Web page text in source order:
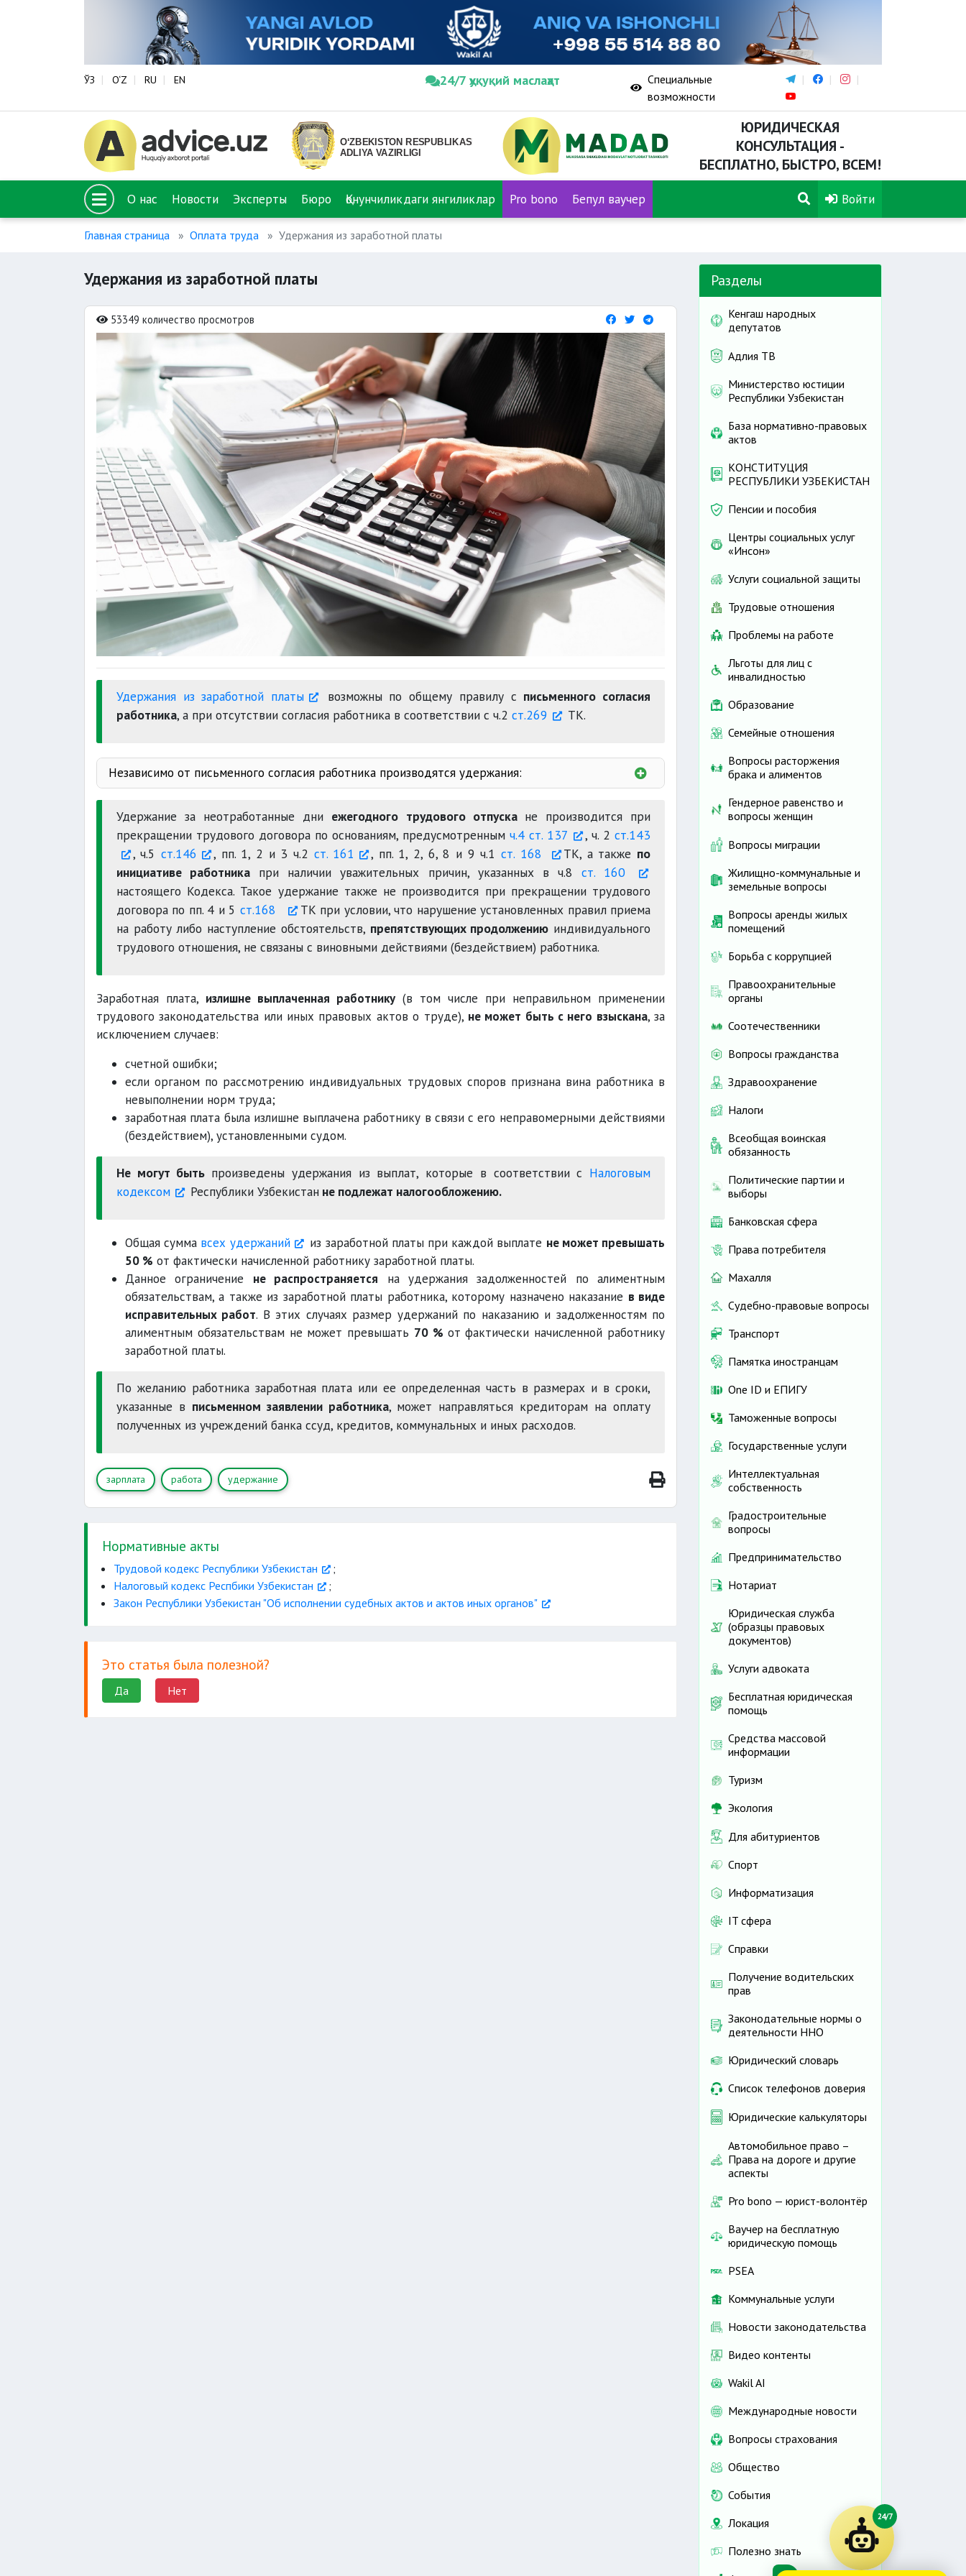
ЎЗ O‘Z RU EN 24/7 ҳуқуқий маслаҳат
Специальные
возможности
ЮРИДИЧЕСКАЯ
КОНСУЛЬТАЦИЯ -
БЕСПЛАТНО, БЫСТРО, ВСЕМ!
О нас Новости Эксперты Бюро Қонунчиликдаги янгиликлар Pro bono Бепул ваучер Войти
Главная страница Оплата труда Удержания из заработной платы
Удержания из заработной платы
53349 количество просмотров
Удержания из заработной платы возможны по общему правилу с письменного согласия
работника, а при отсутствии согласия работника в соответствии с ч.2 ст.269 ТК.
Независимо от письменного согласия работника производятся удержания:
судебных решений
Об исполнении судебных актов и актов иных органов
аванса
для возврата сумм
1 месяца
в судебном порядке
не
превышает
неотработанные дни отпуска
Удержание за неотработанные дни ежегодного трудового отпуска не производится при
прекращении трудового договора по основаниям, предусмотреннымч.4 ст. 137 , ч. 2ст.143
, ч.5ст.146 , пп. 1, 2 и 3 ч.2 ст. 161 , пп. 1, 2, 6, 8 и 9 ч.1 ст. 168 ТК, а также по
инициативе работника при наличии уважительных причин, указанных в ч.8 ст. 160
настоящего Кодекса. Такое удержание также не производится при прекращении трудового
договора по пп. 4 и 5 ст.168
ТК при условии, что нарушение установленных правил приема
на работу либо наступление обстоятельств, препятствующих продолжению индивидуального
трудового отношения, не связаны с виновными действиями (бездействием) работника.
Заработная плата, излишне выплаченная работнику (в том числе при неправильном применении
трудового законодательства или иных правовых актов о труде), не может быть с него взыскана, за
исключением случаев:
счетной ошибки;
если органом по рассмотрению индивидуальных трудовых споров признана вина работника в
невыполнении норм труда;
заработная плата была излишне выплачена работнику в связи с его неправомерными действиями
(бездействием), установленными судом.
Не могут быть произведены удержания из выплат, которые в соответствии с Налоговым
кодексом
Республики Узбекистанне подлежат налогообложению.
Общая сумма всех удержаний из заработной платы при каждой выплате не может превышать
50 % от фактически начисленной работнику заработной платы.
Данное ограничение не распространяется на удержания задолженностей по алиментным
обязательствам, а также из заработной платы работника, которому назначено наказание в виде
исправительных работ. В этих случаях размер удержаний по наказанию и задолженностям по
алиментным обязательствам не может превышать 70 % от фактически начисленной работнику
заработной платы.
По желанию работника заработная плата или ее определенная часть в размерах и в сроки,
указанные в письменном заявлении работника, может направляться кредиторам на оплату
полученных из учреждений банка ссуд, кредитов, коммунальных и иных расходов.
зарплата работа удержание
Нормативные акты
Трудовой кодекс Республики Узбекистан
;
Налоговый кодекс Респбики Узбекистан
;
Закон Республики Узбекистан "Об исполнении судебных актов и актов иных органов"
Это статья была полезной?
Да Нет
Разделы
Кенгаш народных
депутатов
Адлия ТВ
Министерство юстиции
Республики Узбекистан
База нормативно-правовых
актов
КОНСТИТУЦИЯ
РЕСПУБЛИКИ УЗБЕКИСТАН
Пенсии и пособия
Центры социальных услуг
«Инсон»
Услуги социальной защиты
Трудовые отношения
Проблемы на работе
Льготы для лиц с
инвалидностью
Образование
Семейные отношения
Вопросы расторжения
брака и алиментов
Гендерное равенство и
вопросы женщин
Вопросы миграции
Жилищно-коммунальные и
земельные вопросы
Вопросы аренды жилых
помещений
Борьба с коррупцией
Правоохранительные
органы
Соотечественники
Вопросы гражданства
Здравоохранение
Налоги
Всеобщая воинская
обязанность
Политические партии и
выборы
Банковская сфера
Права потребителя
Махалля
Судебно-правовые вопросы
Транспорт
Памятка иностранцам
One ID и ЕПИГУ
Таможенные вопросы
Государственные услуги
Интеллектуальная
собственность
Градостроительные
вопросы
Предпринимательство
Нотариат
Юридическая служба
(образцы правовых
документов)
Услуги адвоката
Бесплатная юридическая
помощь
Средства массовой
информации
Туризм
Экология
Для абитуриентов
Спорт
Информатизация
IT сфера
Справки
Получение водительских
прав
Законодательные нормы о
деятельности ННО
Юридический словарь
Список телефонов доверия
Юридические калькуляторы
Автомобильное право –
Права на дороге и другие
аспекты
Pro bono — юрист-волонтёр
Ваучер на бесплатную
юридическую помощь
PSEA
Коммунальные услуги
Новости законодательства
Видео контенты
Wakil AI
Международные новости
Вопросы страхования
Общество
События
Локация
Полезно знать
24/7